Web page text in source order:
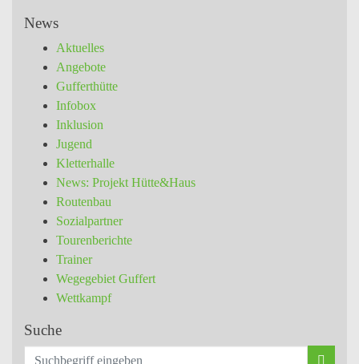
News
Aktuelles
Angebote
Gufferthütte
Infobox
Inklusion
Jugend
Kletterhalle
News: Projekt Hütte&Haus
Routenbau
Sozialpartner
Tourenberichte
Trainer
Wegegebiet Guffert
Wettkampf
Suche